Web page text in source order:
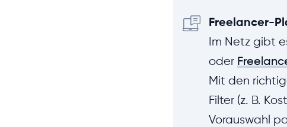
Freelancer-
Im Netz gibt
oder
Mit den
Filter (z. B.
Vorauswahl